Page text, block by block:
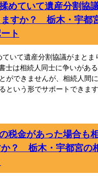
めていて遺産分割協
すか？ 栃木・宇都
ト
いて遺産分割協議がまとま
士は相続人同士に争いがあ
ができませんが、相続人間
という形でサポートできま
税金があった場合も
か？ 栃木・宇都宮の